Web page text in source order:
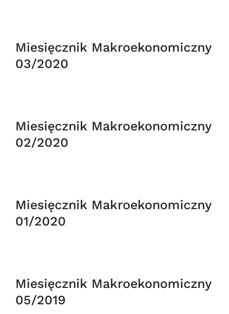
Miesięcznik Makroekonomiczny
03/2020
Miesięcznik Makroekonomiczny
02/2020
Miesięcznik Makroekonomiczny
01/2020
Miesięcznik Makroekonomiczny
05/2019